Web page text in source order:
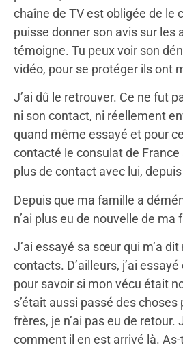
chaîne de TV est obligée de le
puisse donner son avis sur les
témoigne. Tu peux voir son
vidéo, pour se protéger ils ont
J’ai dû le retrouver. Ce ne fut
ni son contact, ni réellement
quand même essayé et pour
contacté le consulat de France
plus de contact avec lui,
Depuis que ma famille a
n’ai plus eu de nouvelle de ma
J’ai essayé sa sœur qui m’a
contacts. D’ailleurs, j’ai
pour savoir si mon vécu était
s’était aussi passé des
frères, je n’ai pas eu de retour.
comment il en est arrivé là. As-